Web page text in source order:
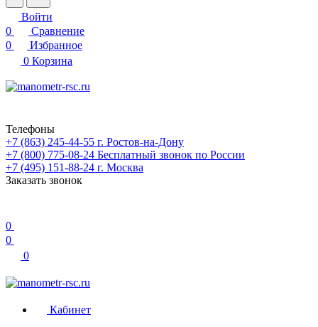
Войти
0
Сравнение
0
Избранное
0 Корзина
Телефоны
+7 (863) 245-44-55 г. Ростов-на-Дону
+7 (800) 775-08-24 Бесплатный звонок по России
+7 (495) 151-88-24 г. Москва
Заказать звонок
0
0
0
Кабинет